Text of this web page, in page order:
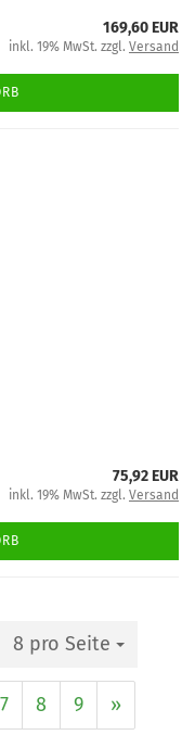
169,60 EUR
inkl. 19% MwSt. zzgl. Versand
75,92 EUR
inkl. 19% MwSt. zzgl. Versand
8 pro Seite
7 8 9 »